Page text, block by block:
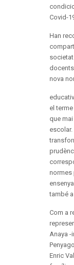
Covid-
Han
nova
el
que
normes
també a
Com a
Anaya -
Enric